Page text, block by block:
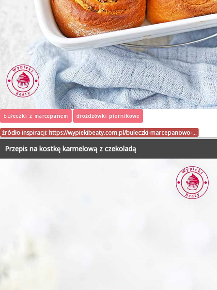
bułeczki z marcepanem drożdżówki piernikowe
źródło inspiracji: https://wypiekibeaty.com.pl/buleczki-marcepanowo-…
Przepis na kostkę karmelową z czekoladą